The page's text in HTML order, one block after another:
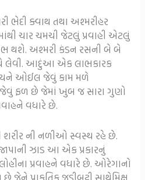
ભેદી ક્વાથ તથા અશ્મરીહર
ચાર ચમચી જેટલું પ્રવાહી એટલું
થશે. અશ્મરી કંડન રસની બે બે
લેવી. આદુંઆ એક લાભકારક
ઓઈલ જેવું કામ મળે
ફળ છે જેમાં ખુબ જ સારા ગુણો
વધારે છે.
શરીર ની નળીઓ સ્વસ્થ રહે છે.
ઝાડ આ એક પ્રકારનું
પ્રવાહને વધારે છે. ઓરેગાનો